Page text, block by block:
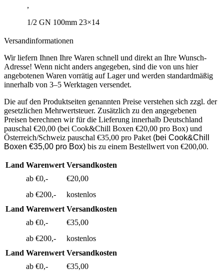
,
1/2 GN 100mm 23×14
Versandinformationen
Wir liefern Ihnen Ihre Waren schnell und direkt an Ihre Wunsch-
Adresse! Wenn nicht anders angegeben, sind die von uns hier
angebotenen Waren vorrätig auf Lager und werden standardmäßig
innerhalb von 3–5 Werktagen versendet.
Die auf den Produktseiten genannten Preise verstehen sich zzgl. der
gesetzlichen Mehrwertsteuer. Zusätzlich zu den angegebenen
Preisen berechnen wir für die Lieferung innerhalb Deutschland
pauschal €20,00 (bei Cook&Chill Boxen €20,00 pro Box) und
Österreich/Schweiz pauschal €35,00 pro Paket (bei Cook&Chill
Boxen €35,00 pro Box) bis zu einem Bestellwert von €200,00.
Land Warenwert Versandkosten
ab €0,-
€20,00
ab €200,-
kostenlos
Land Warenwert Versandkosten
ab €0,-
€35,00
ab €200,-
kostenlos
Land Warenwert Versandkosten
ab €0,-
€35,00